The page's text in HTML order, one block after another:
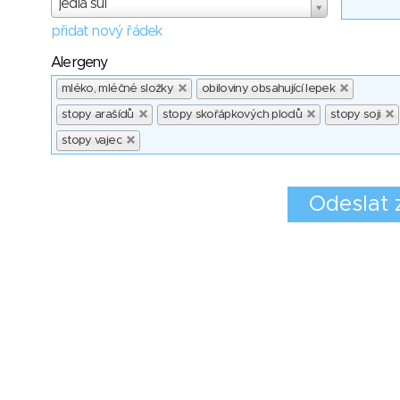
jedlá sůl
přidat nový řádek
Alergeny
mléko, mléčné složky obiloviny obsahující lepek
stopy arašídů stopy skořápkových plodů stopy soji
stopy vajec